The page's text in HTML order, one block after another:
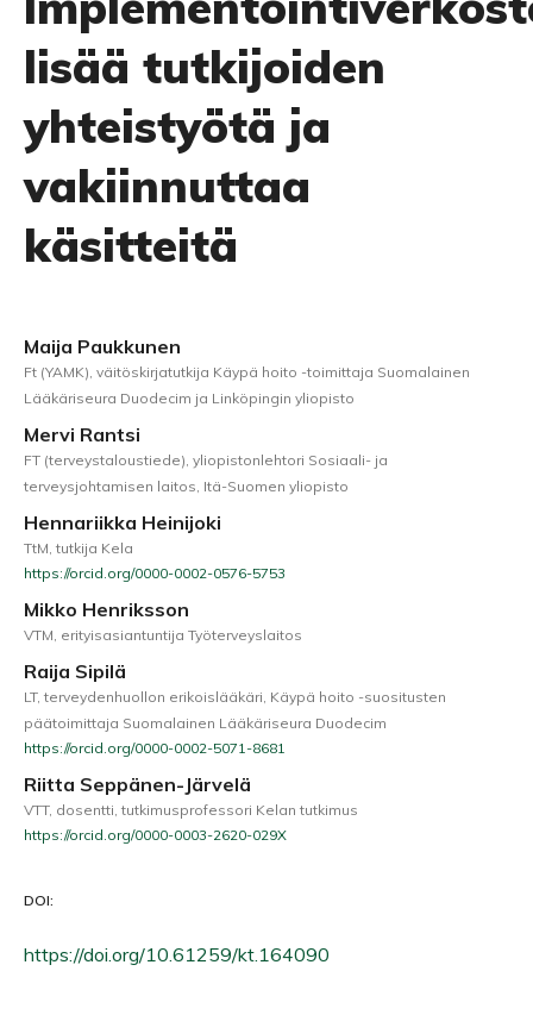
lisää tutkijoiden
yhteistyötä ja
vakiinnuttaa
käsitteitä
Maija Paukkunen
Ft (YAMK), väitöskirjatutkija Käypä hoito -toimittaja Suomalainen
Lääkäriseura Duodecim ja Linköpingin yliopisto
Mervi Rantsi
FT (terveystaloustiede), yliopistonlehtori Sosiaali- ja
terveysjohtamisen laitos, Itä-Suomen yliopisto
Hennariikka Heinijoki
TtM, tutkija Kela
https://orcid.org/0000-0002-0576-5753
Mikko Henriksson
VTM, erityisasiantuntija Työterveyslaitos
Raija Sipilä
LT, terveydenhuollon erikoislääkäri, Käypä hoito -suositusten
päätoimittaja Suomalainen Lääkäriseura Duodecim
https://orcid.org/0000-0002-5071-8681
Riitta Seppänen-Järvelä
VTT, dosentti, tutkimusprofessori Kelan tutkimus
https://orcid.org/0000-0003-2620-029X
DOI:
https://doi.org/10.61259/kt.164090